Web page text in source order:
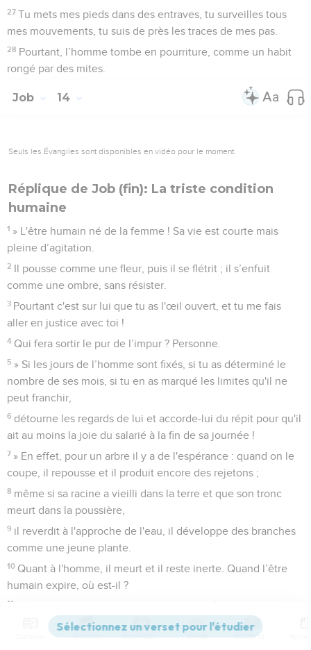
27 Tu mets mes pieds dans des entraves, tu surveilles tous
mes mouvements, tu suis de près les traces de mes pas.
28 Pourtant, l’homme tombe en pourriture, comme un habit
rongé par des mites.
Job 14
Seuls les Évangiles sont disponibles en vidéo pour le moment.
Réplique de Job (fin): La triste condition
humaine
1 » L'être humain né de la femme ! Sa vie est courte mais
pleine d’agitation.
2 Il pousse comme une fleur, puis il se flétrit ; il s’enfuit
comme une ombre, sans résister.
3 Pourtant c'est sur lui que tu as l'œil ouvert, et tu me fais
aller en justice avec toi !
4 Qui fera sortir le pur de l’impur ? Personne.
5 » Si les jours de l’homme sont fixés, si tu as déterminé le
nombre de ses mois, si tu en as marqué les limites qu'il ne
peut franchir,
6 détourne les regards de lui et accorde-lui du répit pour qu'il
ait au moins la joie du salarié à la fin de sa journée !
7 » En effet, pour un arbre il y a de l'espérance : quand on le
coupe, il repousse et il produit encore des rejetons ;
8 même si sa racine a vieilli dans la terre et que son tronc
meurt dans la poussière,
9 il reverdit à l'approche de l'eau, il développe des branches
comme une jeune plante.
10 Quant à l'homme, il meurt et il reste inerte. Quand l’être
humain expire, où est-il ?
11
» L’eau de la mer se retire, les fleuves arrêtent de couler et
deviennent tout secs.
Versions Commentaires Strong